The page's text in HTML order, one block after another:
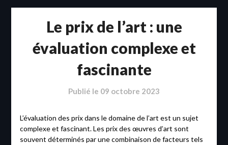
Le prix de l’art : une
évaluation complexe et
fascinante
Publié le 09 octobre 2023
L’évaluation des prix dans le domaine de l’art est un sujet
complexe et fascinant. Les prix des œuvres d’art sont
souvent déterminés par une combinaison de facteurs tels